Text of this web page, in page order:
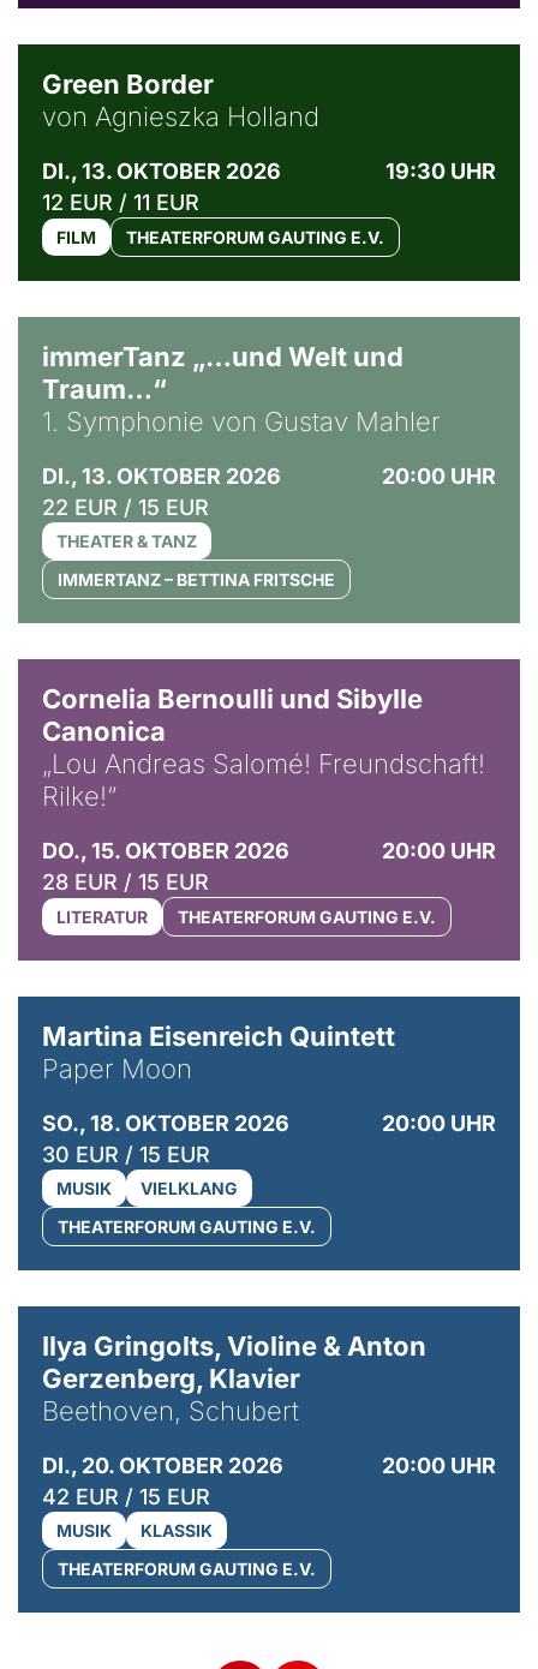
Green Border
von Agnieszka Holland
DI., 13. OKTOBER 2026
19:30 UHR
12 EUR / 11 EUR
FILM THEATERFORUM GAUTING E.V.
immerTanz „…und Welt und
Traum…“
1. Symphonie von Gustav Mahler
DI., 13. OKTOBER 2026
20:00 UHR
22 EUR / 15 EUR
THEATER & TANZ
IMMERTANZ – BETTINA FRITSCHE
Cornelia Bernoulli und Sibylle
Canonica
„Lou Andreas Salomé! Freundschaft!
Rilke!“
DO., 15. OKTOBER 2026
20:00 UHR
28 EUR / 15 EUR
LITERATUR THEATERFORUM GAUTING E.V.
Martina Eisenreich Quintett
Paper Moon
SO., 18. OKTOBER 2026
20:00 UHR
30 EUR / 15 EUR
MUSIK
VIELKLANG
THEATERFORUM GAUTING E.V.
Ilya Gringolts, Violine & Anton
Gerzenberg, Klavier
Beethoven, Schubert
DI., 20. OKTOBER 2026
20:00 UHR
42 EUR / 15 EUR
MUSIK
KLASSIK
THEATERFORUM GAUTING E.V.